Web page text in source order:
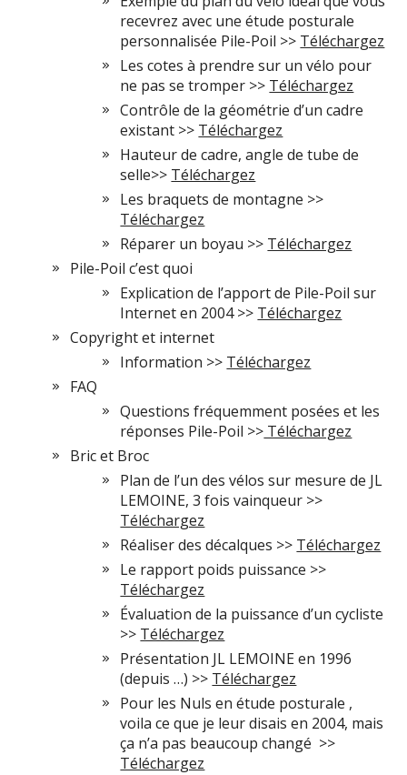
recevrez avec une étude posturale
personnalisée Pile-Poil >> Téléchargez
Les cotes à prendre sur un vélo pour
ne pas se tromper >> Téléchargez
Contrôle de la géométrie d’un cadre
existant >> Téléchargez
Hauteur de cadre, angle de tube de
selle>> Téléchargez
Les braquets de montagne >>
Téléchargez
Réparer un boyau >> Téléchargez
Pile-Poil c’est quoi
Explication de l’apport de Pile-Poil sur
Internet en 2004 >> Téléchargez
Copyright et internet
Information >> Téléchargez
FAQ
Questions fréquemment posées et les
réponses Pile-Poil >> Téléchargez
Bric et Broc
Plan de l’un des vélos sur mesure de JL
LEMOINE, 3 fois vainqueur >>
Téléchargez
Réaliser des décalques >> Téléchargez
Le rapport poids puissance >>
Téléchargez
Évaluation de la puissance d’un cycliste
>> Téléchargez
Présentation JL LEMOINE en 1996
(depuis …) >> Téléchargez
Pour les Nuls en étude posturale ,
voila ce que je leur disais en 2004, mais
ça n’a pas beaucoup changé >>
Téléchargez